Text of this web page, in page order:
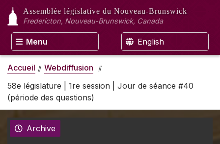
Assemblée législative du Nouveau-Brunswick
Fredericton, Nouveau-Brunswick, Canada
Menu English
Accueil
Webdiffusion
58e législature | 1re session | Jour de séance #40
(période des questions)
Archive